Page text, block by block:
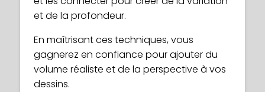
et de la profondeur.
En maîtrisant ces techniques, vous
gagnerez en confiance pour ajouter du
volume réaliste et de la perspective à vos
dessins.